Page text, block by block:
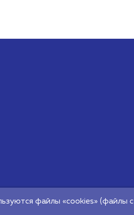
файлы «cookies» (файлы